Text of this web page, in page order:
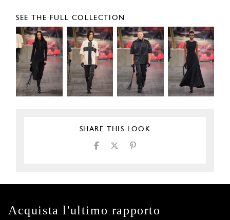
SEE THE FULL COLLECTION
SHARE THIS LOOK
Acquista l'ultimo rapporto